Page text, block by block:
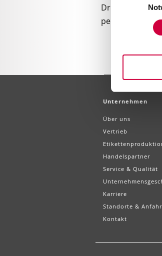
Drucksystem
per Hand auf
Unternehmen
Über uns
Vertrieb
Handelspartner
Service & Qualität
Karriere
Standorte &
Kontakt